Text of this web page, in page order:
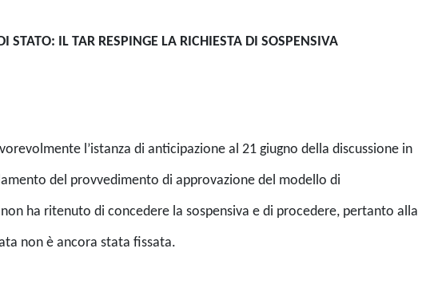
STATO: IL TAR RESPINGE LA RICHIESTA DI SOSPENSIVA
l’istanza di anticipazione al 21 giugno della discussione in
del provvedimento di approvazione del modello di
ha ritenuto di concedere la sospensiva e di procedere, pertanto alla
non è ancora stata fissata.